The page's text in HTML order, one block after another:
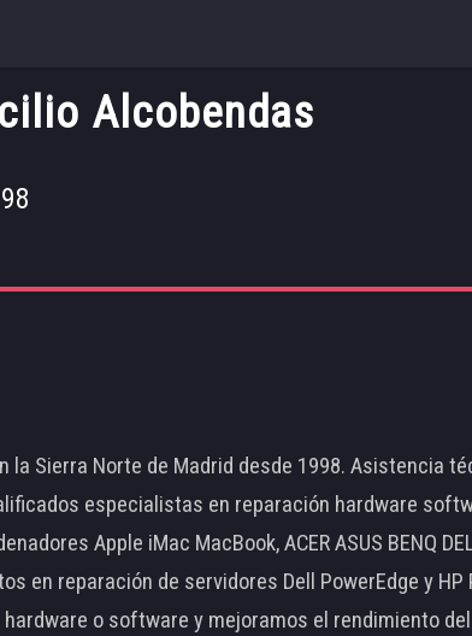
Alcobendas
Sierra Norte de Madrid desde 1998. Asistencia
especialistas en reparación hardware
Apple iMac MacBook, ACER ASUS BENQ
en reparación de servidores Dell PowerEdge y
o software y mejoramos el rendimiento